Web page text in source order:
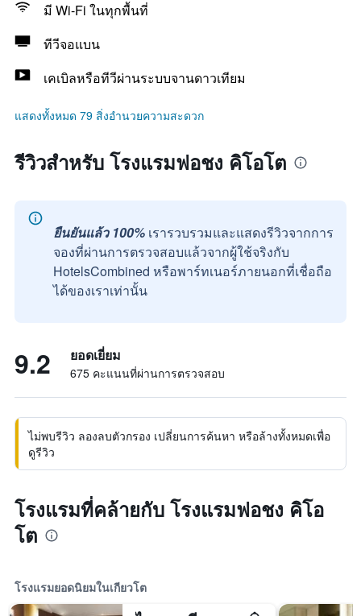
มี Wi-Fi ในทุกพื้นที่
ทีวีจอแบน
เคเบิลหรือทีวีผ่านระบบจานดาวเทียม
แสดงทั้งหมด 79 สิ่งอำนวยความสะดวก
รีวิวสำหรับ โรงแรมฟอชง คิโอโต
ยืนยันแล้ว 100% เรารวบรวมและแสดงรีวิวจากการ
จองที่ผ่านการตรวจสอบแล้วจากผู้ใช้จริงกับ
HotelsCombined หรือพาร์ทเนอร์ภายนอกที่เชื่อถือ
ได้ของเราเท่านั้น
9.2 ยอดเยี่ยม
675 คะแนนที่ผ่านการตรวจสอบ
ไม่พบรีวิว ลองลบตัวกรอง เปลี่ยนการค้นหา หรือล้างทั้งหมดเพื่อ
ดูรีวิว
โรงแรมที่คล้ายกับ โรงแรมฟอชง คิโอ
โต
โรงแรมยอดนิยมในเกียวโต